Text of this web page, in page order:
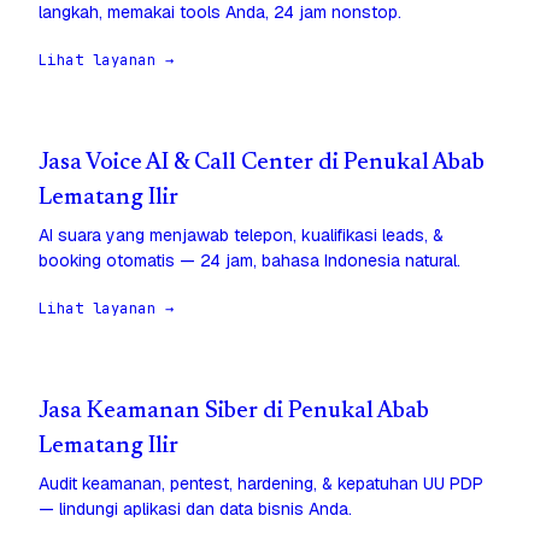
langkah, memakai tools Anda, 24 jam nonstop.
Lihat layanan →
Jasa Voice AI & Call Center di Penukal Abab
Lematang Ilir
AI suara yang menjawab telepon, kualifikasi leads, &
booking otomatis — 24 jam, bahasa Indonesia natural.
Lihat layanan →
Jasa Keamanan Siber di Penukal Abab
Lematang Ilir
Audit keamanan, pentest, hardening, & kepatuhan UU PDP
— lindungi aplikasi dan data bisnis Anda.